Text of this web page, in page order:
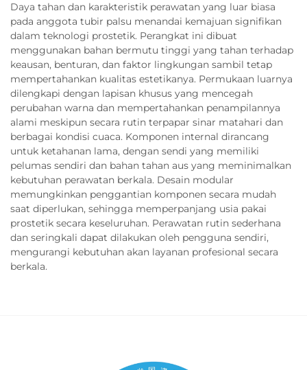
Daya tahan dan karakteristik perawatan yang luar biasa
pada anggota tubir palsu menandai kemajuan signifikan
dalam teknologi prostetik. Perangkat ini dibuat
menggunakan bahan bermutu tinggi yang tahan terhadap
keausan, benturan, dan faktor lingkungan sambil tetap
mempertahankan kualitas estetikanya. Permukaan luarnya
dilengkapi dengan lapisan khusus yang mencegah
perubahan warna dan mempertahankan penampilannya
alami meskipun secara rutin terpapar sinar matahari dan
berbagai kondisi cuaca. Komponen internal dirancang
untuk ketahanan lama, dengan sendi yang memiliki
pelumas sendiri dan bahan tahan aus yang meminimalkan
kebutuhan perawatan berkala. Desain modular
memungkinkan penggantian komponen secara mudah
saat diperlukan, sehingga memperpanjang usia pakai
prostetik secara keseluruhan. Perawatan rutin sederhana
dan seringkali dapat dilakukan oleh pengguna sendiri,
mengurangi kebutuhan akan layanan profesional secara
berkala.